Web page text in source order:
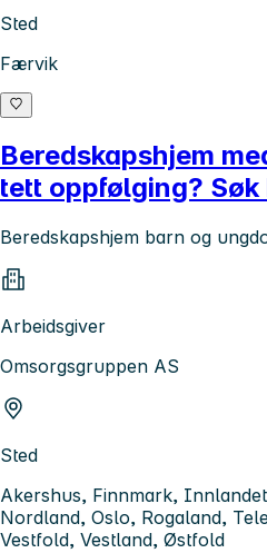
Sted
Færvik
Beredskapshjem
tett oppfølging? Søk
Beredskapshjem barn og
Arbeidsgiver
Omsorgsgruppen AS
Sted
Akershus, Finnmark,
Nordland, Oslo, Rogaland,
Vestfold, Vestland, Østfold